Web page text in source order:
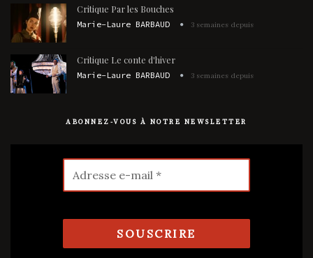
Critique Par les Bouches
Marie-Laure BARBAUD 3 semaines depuis
Critique Le conte d'hiver
Marie-Laure BARBAUD 3 semaines depuis
ABONNEZ-VOUS À NOTRE NEWSLETTER